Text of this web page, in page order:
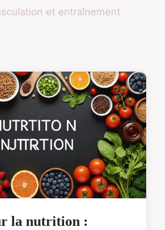
et entraînement
la nutrition :